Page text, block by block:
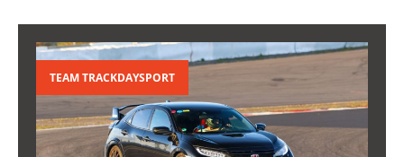
TEAM TRACKDAYSPORT